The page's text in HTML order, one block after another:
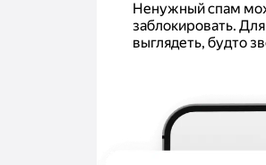
Ненужный спам
заблокировать.
выглядеть, будто